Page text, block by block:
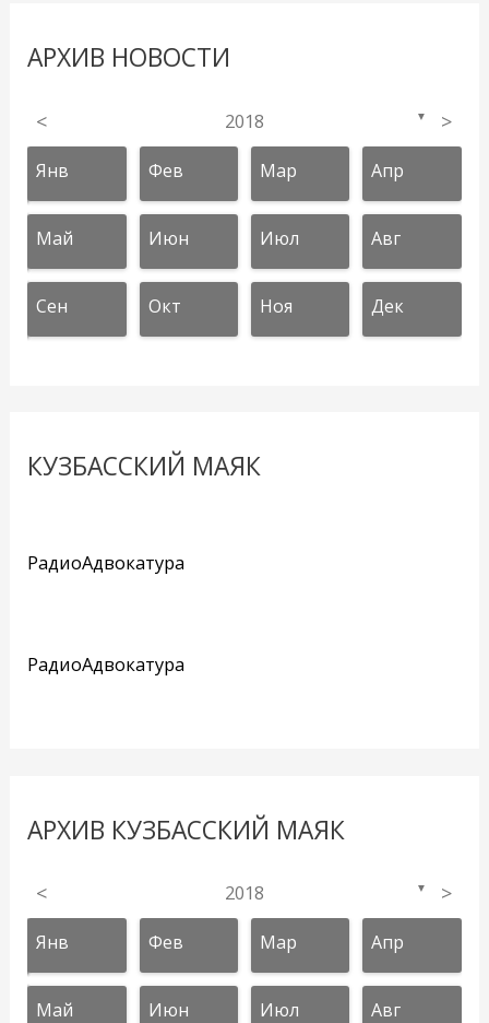
АРХИВ НОВОСТИ
< 2018 ▼ >
Янв Фев Мар Апр
Май Июн Июл Авг
Сен Окт Ноя Дек
КУЗБАССКИЙ МАЯК
РадиоАдвокатура
РадиоАдвокатура
АРХИВ КУЗБАССКИЙ МАЯК
< 2018 ▼ >
Янв Фев Мар Апр
Май Июн Июл Авг